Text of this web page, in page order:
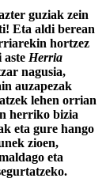
guziak zein
Eta aldi berean
hortzez
aste Herria
nagusia,
auzapezak
lehen orrian
herriko bizia
eta gure hango
zioen,
eta